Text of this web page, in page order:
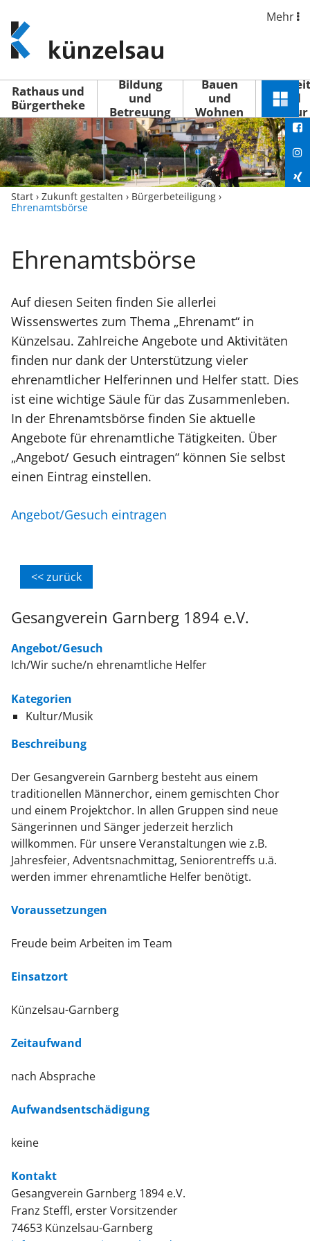
www.kuenzelsau.de
(zur
Startseite)
Mehr
Rathaus und
Bürgertheke
Bildung
und
Betreuung
Bauen
und
Wohnen
Freizeit
und
Kultur
Menü
Start › Zukunft gestalten › Bürgerbeteiligung ›
Ehrenamtsbörse
Ehrenamtsbörse
Auf diesen Seiten finden Sie allerlei
Wissenswertes zum Thema „Ehrenamt“ in
Künzelsau. Zahlreiche Angebote und Aktivitäten
finden nur dank der Unterstützung vieler
ehrenamtlicher Helferinnen und Helfer statt. Dies
ist eine wichtige Säule für das Zusammenleben.
In der Ehrenamtsbörse finden Sie aktuelle
Angebote für ehrenamtliche Tätigkeiten. Über
„Angebot/ Gesuch eintragen“ können Sie selbst
einen Eintrag einstellen.
Angebot/Gesuch eintragen
<< zurück
Gesangverein Garnberg 1894 e.V.
Angebot/Gesuch
Ich/Wir suche/n ehrenamtliche Helfer
Kategorien
Kultur/Musik
Beschreibung
Der Gesangverein Garnberg besteht aus einem
traditionellen Männerchor, einem gemischten Chor
und einem Projektchor. In allen Gruppen sind neue
Sängerinnen und Sänger jederzeit herzlich
willkommen. Für unsere Veranstaltungen wie z.B.
Jahresfeier, Adventsnachmittag, Seniorentreffs u.ä.
werden immer ehrenamtliche Helfer benötigt.
Voraussetzungen
Freude beim Arbeiten im Team
Einsatzort
Künzelsau-Garnberg
Zeitaufwand
nach Absprache
Aufwandsentschädigung
keine
Kontakt
Gesangverein Garnberg 1894 e.V.
Franz Steffl, erster Vorsitzender
74653 Künzelsau-Garnberg